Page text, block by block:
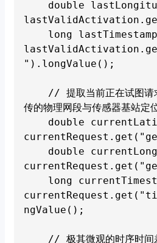
").longValue();
传的物理网段与传感器基站定
ngValue();